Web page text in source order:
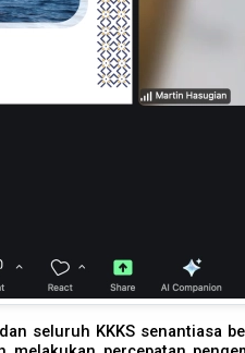
seluruh KKKS